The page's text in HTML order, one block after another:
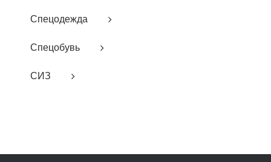
Спецодежда
Спецобувь
СИЗ